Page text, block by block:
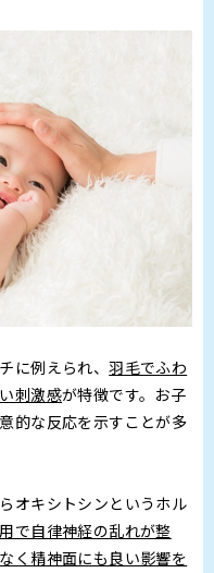
に例えられ、羽毛でふわ
刺激感が特徴です。お子
的な反応を示すことが多
オキシトシンというホル
で自律神経の乱れが整
く精神面にも良い影響を